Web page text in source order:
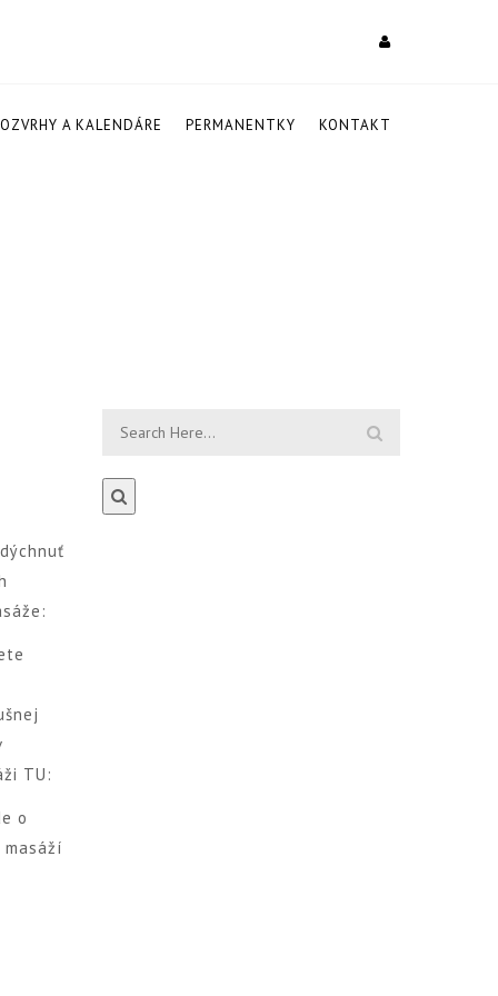
A KALENDÁRE PERMANENTKY KONTAKT
TU:
o